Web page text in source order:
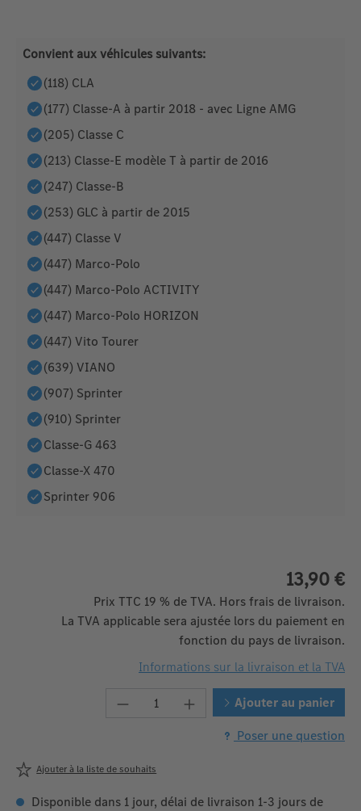
Convient aux véhicules suivants:
(118) CLA
(177) Classe-A à partir 2018 - avec Ligne AMG
(205) Classe C
(213) Classe-E modèle T à partir de 2016
(247) Classe-B
(253) GLC à partir de 2015
(447) Classe V
(447) Marco-Polo
(447) Marco-Polo ACTIVITY
(447) Marco-Polo HORIZON
(447) Vito Tourer
(639) VIANO
(907) Sprinter
(910) Sprinter
Classe-G 463
Classe-X 470
Sprinter 906
13,90 €
Prix TTC 19 % de TVA. Hors frais de livraison.
La TVA applicable sera ajustée lors du paiement en
fonction du pays de livraison.
Informations sur la livraison et la TVA
Quantité de produit : Entrez la
Ajouter au panier
Poser une question
Ajouter à la liste de souhaits
Disponible dans 1 jour, délai de livraison 1-3 jours de